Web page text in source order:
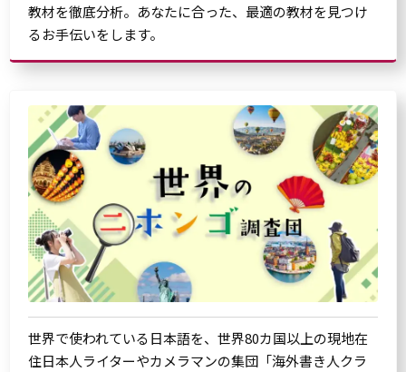
教材を徹底分析。あなたに合った、最適の教材を見つけ
るお手伝いをします。
世界で使われている日本語を、世界80カ国以上の現地在
住日本人ライターやカメラマンの集団「海外書き人クラ